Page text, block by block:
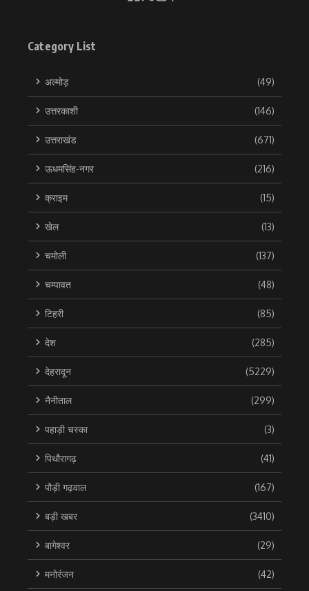
Category List
अल्मोड़ (49)
उत्तरकाशी (146)
उत्तराखंड (671)
ऊधमसिंह-नगर (216)
क्राइम (15)
खेल (13)
चमोली (137)
चम्पावत (48)
टिहरी (85)
देश (285)
देहरादून (5229)
नैनीताल (299)
पहाड़ी चस्का (3)
पिथौरागढ़ (41)
पौड़ी गढ़वाल (167)
बड़ी खबर (3410)
बागेश्वर (29)
मनोरंजन (42)